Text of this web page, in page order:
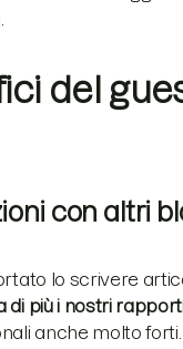
del
con altri
lo scrivere
di più i nostri
anche molto